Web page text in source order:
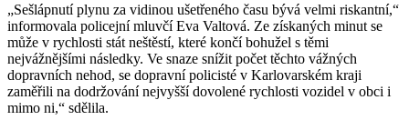
„Sešlápnutí plynu za vidinou ušetřeného času bývá velmi riskantní,“
informovala policejní mluvčí Eva Valtová. Ze získaných minut se
může v rychlosti stát neštěstí, které končí bohužel s těmi
nejvážnějšími následky. Ve snaze snížit počet těchto vážných
dopravních nehod, se dopravní policisté v Karlovarském kraji
zaměřili na dodržování nejvyšší dovolené rychlosti vozidel v obci i
mimo ni,“ sdělila.